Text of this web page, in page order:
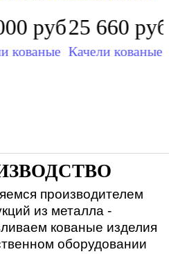
руб
кованые
25 660 руб
Качели кованые
производителем
из металла -
кованые изделия
оборудовании